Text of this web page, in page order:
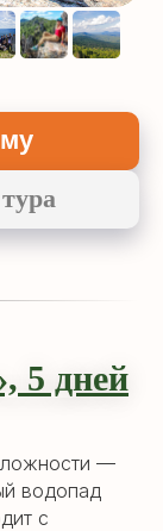
5 дней
—
водопад
с